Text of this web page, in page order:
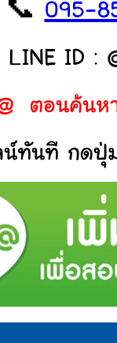
📞 095-
LINE ID :
ตอนค้นห
น์ทันที กดปุ่ม